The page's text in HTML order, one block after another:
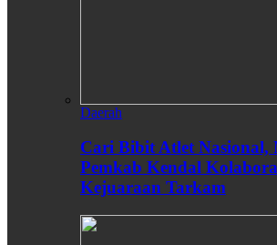
Daerah
Cari Bibit Atlet Nasional,
Pemkab Kendal
Kejuaraan Tarkam